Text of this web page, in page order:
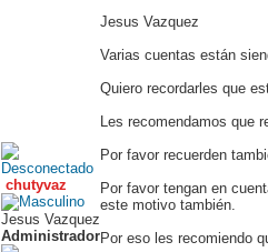
chutyvaz
Jesus Vazquez
Administrador
Jesus Vazquez
Varias cuentas están
Quiero recordarles que
Les recomendamos que
Por favor recuerden
Por favor tengan en
este motivo también.
Por eso les recomiendo